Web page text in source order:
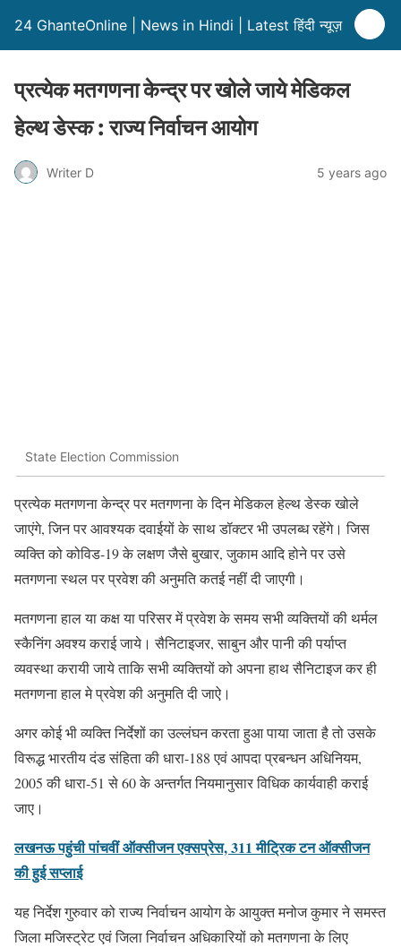
24 GhanteOnline | News in Hindi | Latest हिंदी न्यूज़
प्रत्येक मतगणना केन्द्र पर खोले जाये मेडिकल
हेल्थ डेस्क : राज्य निर्वाचन आयोग
Writer D 5 years ago
State Election Commission
प्रत्येक मतगणना केन्द्र पर मतगणना के दिन मेडिकल हेल्थ डेस्क खोले
जाएंगे, जिन पर आवश्यक दवाईयों के साथ डॉक्टर भी उपलब्ध रहेंगे। जिस
व्यक्ति को कोविड-19 के लक्षण जैसे बुखार, जुकाम आदि होने पर उसे
मतगणना स्थल पर प्रवेश की अनुमति कतई नहीं दी जाएगी।
मतगणना हाल या कक्ष या परिसर में प्रवेश के समय सभी व्यक्तियों की थर्मल
स्कैनिंग अवश्य कराई जाये। सैनिटाइजर, साबुन और पानी की पर्याप्त
व्यवस्था करायी जाये ताकि सभी व्यक्तियों को अपना हाथ सैनिटाइज कर ही
मतगणना हाल मे प्रवेश की अनुमति दी जाऐ।
अगर कोई भी व्यक्ति निर्देशों का उल्लंघन करता हुआ पाया जाता है तो उसके
विरूद्ध भारतीय दंड संहिता की धारा-188 एवं आपदा प्रबन्धन अधिनियम,
2005 की धारा-51 से 60 के अन्तर्गत नियमानुसार विधिक कार्यवाही कराई
जाए।
लखनऊ पहुंची पांचवीं ऑक्सीजन एक्सप्रेस, 311 मीट्रिक टन ऑक्सीजन
की हुई सप्लाई
यह निर्देश गुरुवार को राज्य निर्वाचन आयोग के आयुक्त मनोज कुमार ने समस्त
जिला मजिस्ट्रेट एवं जिला निर्वाचन अधिकारियों को मतगणना के लिए